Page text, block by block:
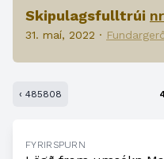
Skipulagsfulltrúi
31. maí, 2022 ·
‹ 485808
FYRIRSPURN